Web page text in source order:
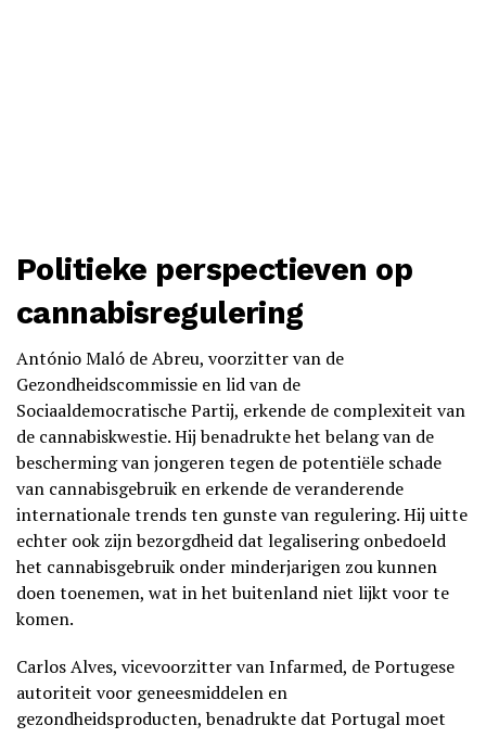
Politieke perspectieven op
cannabisregulering
António Maló de Abreu, voorzitter van de
Gezondheidscommissie en lid van de
Sociaaldemocratische Partij, erkende de complexiteit van
de cannabiskwestie. Hij benadrukte het belang van de
bescherming van jongeren tegen de potentiële schade
van cannabisgebruik en erkende de veranderende
internationale trends ten gunste van regulering. Hij uitte
echter ook zijn bezorgdheid dat legalisering onbedoeld
het cannabisgebruik onder minderjarigen zou kunnen
doen toenemen, wat in het buitenland niet lijkt voor te
komen.
Carlos Alves, vicevoorzitter van Infarmed, de Portugese
autoriteit voor geneesmiddelen en
gezondheidsproducten, benadrukte dat Portugal moet